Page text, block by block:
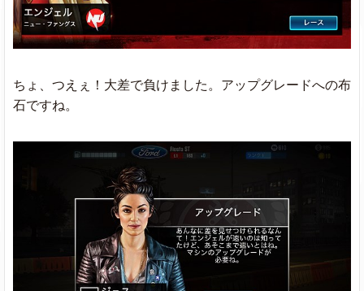
ちょ、つえぇ！大差で負けました。アップグレードへの布
石ですね。